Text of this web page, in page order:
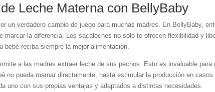
de Leche Materna con BellyBaby
un verdadero cambio de juego para muchas madres. En BellyBaby,
marcar la diferencia. Los sacaleches no solo te ofrecen flexibilidad y
bebé reciba siempre la mejor alimentación.
a las madres extraer leche de sus pechos. Esto es invaluable
no pueda mamar directamente, hasta estimular la producción en
uno con sus propias ventajas y adaptados a distintas necesidades.